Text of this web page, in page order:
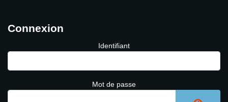
Connexion
Identifiant
Mot de passe